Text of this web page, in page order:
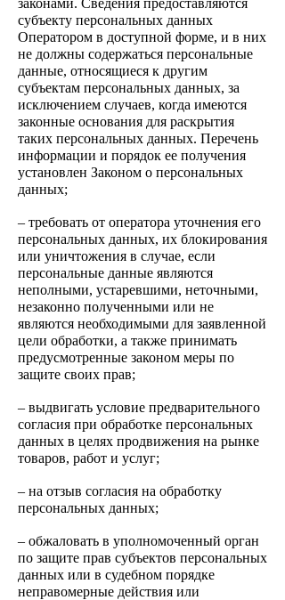
законами. Сведения предоставляются
субъекту персональных данных
Оператором в доступной форме, и в них
не должны содержаться персональные
данные, относящиеся к другим
субъектам персональных данных, за
исключением случаев, когда имеются
законные основания для раскрытия
таких персональных данных. Перечень
информации и порядок ее получения
установлен Законом о персональных
данных;
– требовать от оператора уточнения его
персональных данных, их блокирования
или уничтожения в случае, если
персональные данные являются
неполными, устаревшими, неточными,
незаконно полученными или не
являются необходимыми для заявленной
цели обработки, а также принимать
предусмотренные законом меры по
защите своих прав;
– выдвигать условие предварительного
согласия при обработке персональных
данных в целях продвижения на рынке
товаров, работ и услуг;
– на отзыв согласия на обработку
персональных данных;
– обжаловать в уполномоченный орган
по защите прав субъектов персональных
данных или в судебном порядке
неправомерные действия или